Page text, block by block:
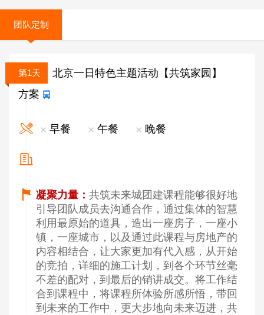
团队定制
第1天
北京一日特色主题活动【共筑家园】
方案
早餐 午餐 晚餐
凝聚力量： 共筑未来城团建课程能够很好地
引导团队成员去沟通合作，通过集体的智慧
利用最原始的道具，造出一座房子，一座小
镇，一座城市，以及通过此课程与房地产的
内容相结合，让大家更加有代入感，从开始
的竞拍，详细的施工计划，到各个环节丝毫
不差的配对，到最后的销讲成交。将工作结
合到课程中，将课程所体验所感所悟，带回
到未来的工作中，更大步地向未来迈进，共